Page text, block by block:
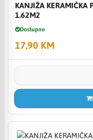
KANJIŽA KERAMIČKA
1.62M2
Dostupno
17,90 KM